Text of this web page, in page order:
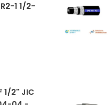
1 1/2-
1/2" JIC